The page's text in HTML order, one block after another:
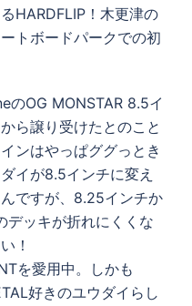
HARDFLIP！木更津の
トボードパークでの初
のOG MONSTAR 8.5イ
ら譲り受けたとのこと
ンはやっぱググっとき
イが8.5インチに変え
ですが、8.25インチか
デッキが折れにくくな
！
を愛用中。しかも
好きのユウダイらし